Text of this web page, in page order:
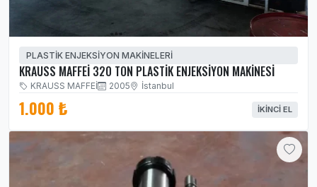
PLASTİK ENJEKSİYON MAKİNELERİ
KRAUSS MAFFEİ 320 TON PLASTİK ENJEKSİYON MAKİNESİ
KRAUSS MAFFEİ 2005 İstanbul
1.000 ₺ İKINCI EL